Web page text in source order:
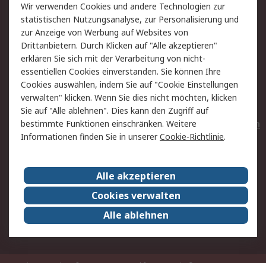
Rücksendungen
Kontakt
Hilfe
Privatkunden
Rechtliches
AGB
Datenschutz
Cookie-Richtlinie
Zahlungsbedingungen
Copyright/Impressum
Entsorgung
Elektrogeräte/Batterien
RS weltweit
Karriere bei RS
Nachhaltigkeit
Qualität/Umwelt/ZertifikatePresse-Center
Event-Center
Wir verwenden Cookies und andere Technologien zur
statistischen Nutzungsanalyse, zur Personalisierung und
zur Anzeige von Werbung auf Websites von
Drittanbietern. Durch Klicken auf "Alle akzeptieren"
erklären Sie sich mit der Verarbeitung von nicht-
essentiellen Cookies einverstanden. Sie können Ihre
Cookies auswählen, indem Sie auf "Cookie Einstellungen
verwalten" klicken. Wenn Sie dies nicht möchten, klicken
Sie auf "Alle ablehnen". Dies kann den Zugriff auf
bestimmte Funktionen einschränken. Weitere
Informationen finden Sie in unsererCookie-Richtlinie.
Alle akzeptieren
Cookies verwalten
Alle ablehnen